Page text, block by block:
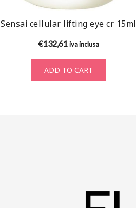
Sensai cellular lifting eye cr 15ml
€132,61 iva inclusa
ADD TO CART